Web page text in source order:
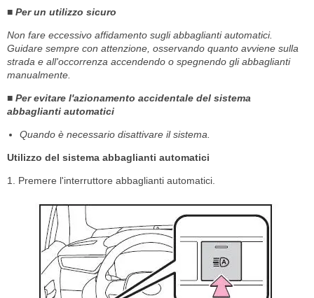
■ Per un utilizzo sicuro
Non fare eccessivo affidamento sugli abbaglianti automatici.
Guidare sempre con attenzione, osservando quanto avviene sulla
strada e all'occorrenza accendendo o spegnendo gli abbaglianti
manualmente.
■ Per evitare l'azionamento accidentale del sistema
abbaglianti automatici
Quando è necessario disattivare il sistema.
Utilizzo del sistema abbaglianti automatici
1. Premere l'interruttore abbaglianti automatici.